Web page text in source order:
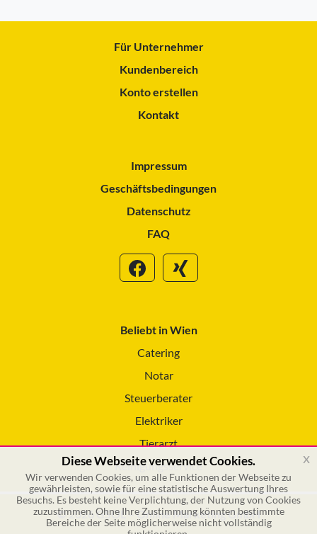
Für Unternehmer
Kundenbereich
Konto erstellen
Kontakt
Impressum
Geschäftsbedingungen
Datenschutz
FAQ
Beliebt in Wien
Catering
Notar
Steuerberater
Elektriker
Tierarzt
Reinigungsservice
© 2026 GSOL – Online Marketing GmbH
Diese Webseite verwendet Cookies.
Wir verwenden Cookies, um alle Funktionen der Webseite zu
gewährleisten, sowie für eine statistische Auswertung Ihres
Besuchs. Es besteht keine Verplichtung, der Nutzung von Cookies
zuzustimmen. Ohne Ihre Zustimmung könnten bestimmte
Bereiche der Seite möglicherweise nicht vollständig
x